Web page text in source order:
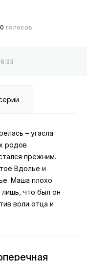
0 голосов
– угасла
родов
прежним.
Вдолье и
Маша плохо
лишь, что был он
воли отца и
что теперь у
но